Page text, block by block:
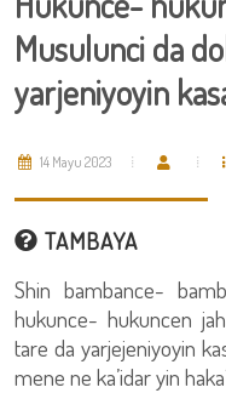
Musulunci da
yarjeniyoyin
14 Mayu 2023
TAMBAYA
Shin bambance-
hukunce- hukuncen
tare da yarjejeniyoyin
mene ne ka’idar yin